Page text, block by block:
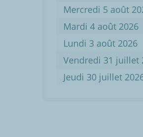
Mercredi 5 août
Mardi 4 août 2026
Lundi 3 août 2026
Vendredi 31 juillet
Jeudi 30 juillet